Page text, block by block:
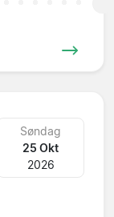
Søndag
25 Okt
2026